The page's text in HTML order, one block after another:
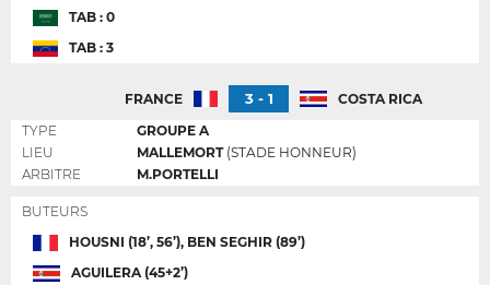
TAB : 0
TAB : 3
FRANCE 3 - 1
COSTA RICA
TYPE
GROUPE A
LIEU
MALLEMORT(STADE HONNEUR)
ARBITRE
M.PORTELLI
BUTEURS
HOUSNI (18’, 56’), BEN SEGHIR (89’)
AGUILERA (45+2’)